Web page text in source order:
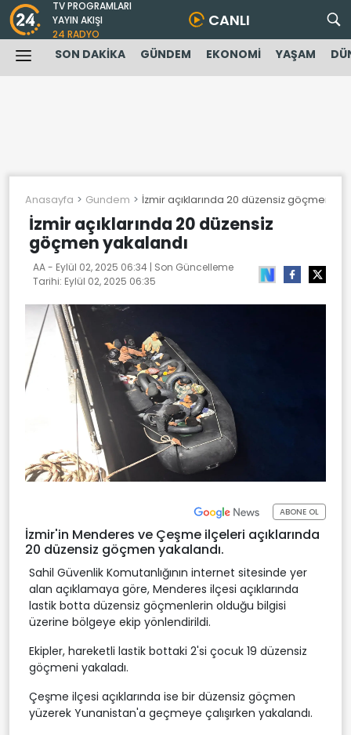
TV PROGRAMLARI
YAYIN AKIŞI
24 RADYO
CANLI
SON DAKİKA GÜNDEM EKONOMİ YAŞAM
Anasayfa Gundem İzmir açıklarında 20 düzensiz göçmen
İzmir açıklarında 20 düzensiz
göçmen yakalandı
AA - Eylül 02, 2025 06:34 | Son Güncelleme
Tarihi: Eylül 02, 2025 06:35
ABONE OL
İzmir'in Menderes ve Çeşme ilçeleri açıklarında
20 düzensiz göçmen yakalandı.
Sahil Güvenlik Komutanlığının internet sitesinde yer
alan açıklamaya göre, Menderes ilçesi açıklarında
lastik botta düzensiz göçmenlerin olduğu bilgisi
üzerine bölgeye ekip yönlendirildi.
Ekipler, hareketli lastik bottaki 2'si çocuk 19 düzensiz
göçmeni yakaladı.
Çeşme ilçesi açıklarında ise bir düzensiz göçmen
yüzerek Yunanistan'a geçmeye çalışırken yakalandı.